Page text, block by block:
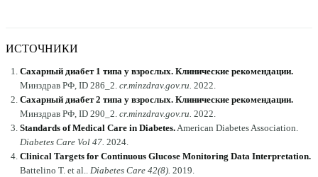
ИСТОЧНИКИ
Сахарный диабет 1 типа у взрослых. Клинические рекомендации.
Минздрав РФ, ID 286_2. cr.minzdrav.gov.ru. 2022.
Сахарный диабет 2 типа у взрослых. Клинические рекомендации.
Минздрав РФ, ID 290_2. cr.minzdrav.gov.ru. 2022.
Standards of Medical Care in Diabetes.American Diabetes Association.
Diabetes Care Vol 47. 2024.
Clinical Targets for Continuous Glucose Monitoring Data Interpretation.
Battelino T. et al.. Diabetes Care 42(8). 2019.